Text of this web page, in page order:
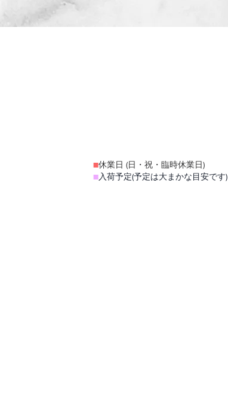
■休業日 (日・祝・臨時休業日)
■入荷予定(予定は大まかな目安です)​